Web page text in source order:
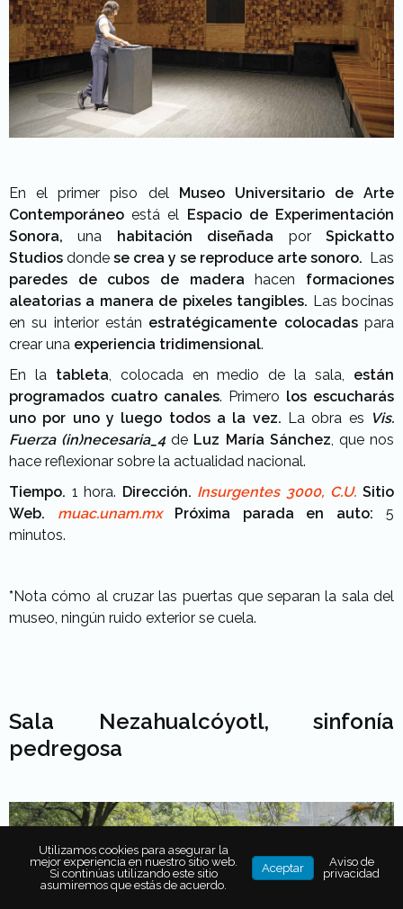
En el primer piso del Museo Universitario de Arte
Contemporáneoestá el Espacio de Experimentación
Sonora, una habitación diseñada porSpickatto
Studios donde se crea y se reproduce arte sonoro. Las
paredes de cubos de madera hacen formaciones
aleatorias a manera de pixeles tangibles. Las bocinas
en su interior están estratégicamente colocadaspara
crear una experiencia tridimensional.
En la tableta , colocada en medio de la sala, están
programados cuatro canales. Primero los escucharás
uno por uno y luego todos a la vez. La obra es Vis.
Fuerza (in)necesaria_4de Luz María Sánchez , que nos
hace reflexionar sobre la actualidad nacional.
Tiempo. 1 hora. Dirección. Insurgentes 3000, C.U. Sitio
Web.
muac.unam.mx Próxima parada en auto: 5
minutos.
*Nota cómo al cruzar las puertas que separan la sala del
museo, ningún ruido exterior se cuela.
Sala Nezahualcóyotl, sinfonía
pedregosa
Utilizamos cookies para asegurar la
mejor experiencia en nuestro sitio web.
Si continúas utilizando este sitio
asumiremos que estás de acuerdo.
Aceptar
Aviso de
privacidad